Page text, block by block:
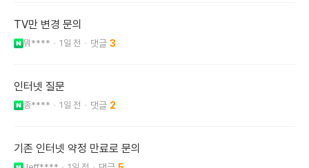
TV만 변경 문의
뭐**** 1일 전 3
인터넷 질문
종**** 1일 전 2
기존 인터넷 약정 만료로 문의